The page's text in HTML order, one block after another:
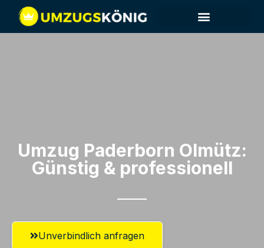
Umzug Paderborn​ Olmütz:
Günstig & professionell​
Unverbindlich anfragen